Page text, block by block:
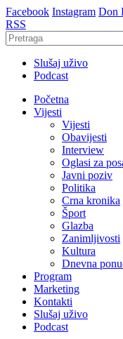
Facebook Instagram Don
RSS
Slušaj uživo
Podcast
Početna
Vijesti
Vijesti
Obavijesti
Interview
Oglasi za
Javni poziv
Politika
Crna kronika
Šport
Glazba
Zanimljivosti
Kultura
Dnevna
Program
Marketing
Kontakti
Slušaj uživo
Podcast